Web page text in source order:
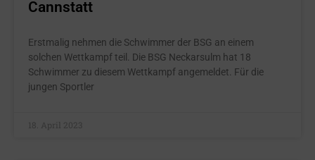
Cannstatt
Erstmalig nehmen die Schwimmer der BSG an einem
solchen Wettkampf teil. Die BSG Neckarsulm hat 18
Schwimmer zu diesem Wettkampf angemeldet. Für die
jungen Sportler
18. April 2023